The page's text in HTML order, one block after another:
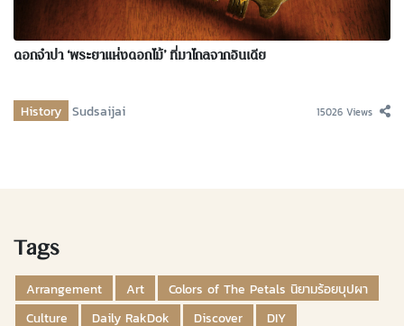
ดอกจำปา ‘พระยาแห่งดอกไม้’ ที่มาไกลจากอินเดีย
History Sudsaijai 15026 Views
Tags
Arrangement Art
Colors of The Petals นิยามร้อยบุปผา
Culture
Daily RakDok Discover
DIY